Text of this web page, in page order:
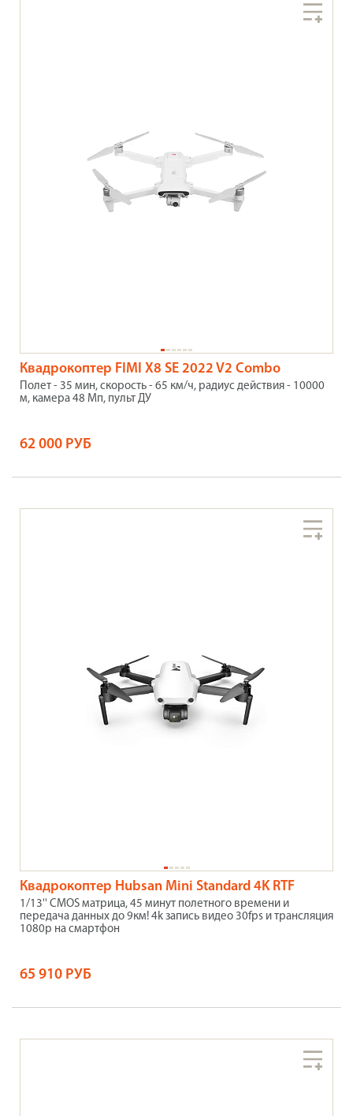
Квадрокоптер FIMI X8 SE 2022 V2 Combo
Полет - 35 мин, скорость - 65 км/ч, радиус действия - 10000
м, камера 48 Мп, пульт ДУ
62 000 РУБ
Квадрокоптер Hubsan Mini Standard 4K RTF
1/13'' CMOS матрица, 45 минут полетного времени и
передача данных до 9км! 4k запись видео 30fps и трансляция
1080p на смартфон
65 910 РУБ